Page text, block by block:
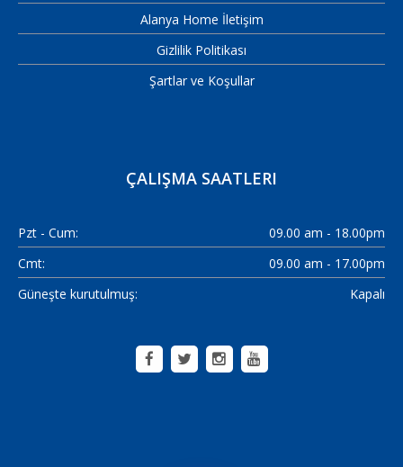
Alanya Home İletişim
Gizlilik Politikası
Şartlar ve Koşullar
ÇALIŞMA SAATLERI
Pzt - Cum:
09.00 am - 18.00pm
Cmt:
09.00 am - 17.00pm
Güneşte kurutulmuş:
Kapalı